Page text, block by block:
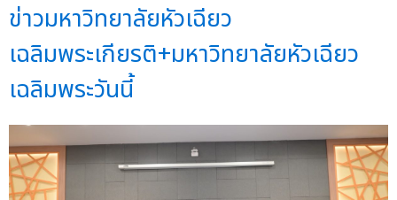
ข่าวมหาวิทยาลัยหัวเฉียว
เฉลิมพระเกียรติ+มหาวิทยาลัยหัวเฉียว
เฉลิมพระวันนี้